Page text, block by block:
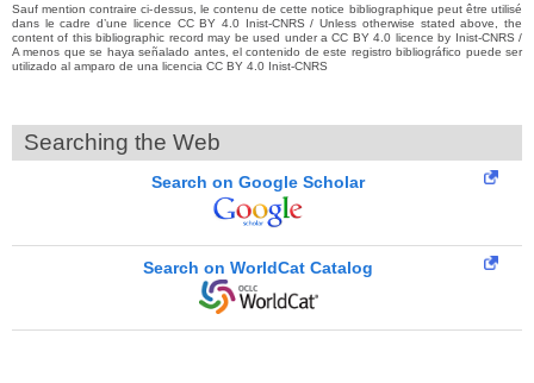
Sauf mention contraire ci-dessus, le contenu de cette notice bibliographique peut être utilisé
dans le cadre d’une licence CC BY 4.0 Inist-CNRS / Unless otherwise stated above, the
content of this bibliographic record may be used under a CC BY 4.0 licence by Inist-CNRS /
A menos que se haya señalado antes, el contenido de este registro bibliográfico puede ser
utilizado al amparo de una licencia CC BY 4.0 Inist-CNRS
Searching the Web
Search on Google Scholar
Search on WorldCat Catalog